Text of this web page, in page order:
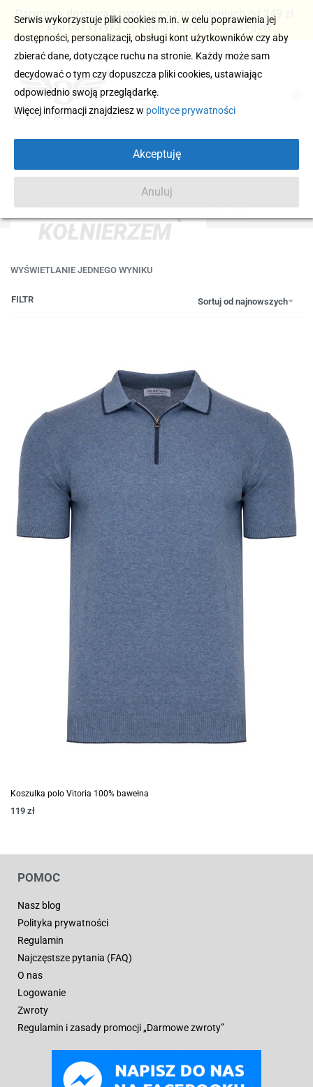
Darmowa dostawa i zwrot przy zamówieniach od 249 zł
– kup bez ryzyka → Kliknij i sprawdź szczegóły
KOSZULKA MĘSKA Z
KOŁNIERZEM
WYŚWIETLANIE JEDNEGO WYNIKU
Sortuj od najnowszych
FILTR
Koszulka polo Vitoria 100% bawełna
119 zł
POMOC
Nasz blog
Polityka prywatności
Regulamin
Najczęstsze pytania (FAQ)
O nas
Logowanie
Zwroty
Regulamin i zasady promocji „Darmowe zwroty”
Serwis wykorzystuje pliki cookies m.in. w celu poprawienia jej
dostępności, personalizacji, obsługi kont użytkowników czy aby
zbierać dane, dotyczące ruchu na stronie. Każdy może sam
decydować o tym czy dopuszcza pliki cookies, ustawiając
odpowiednio swoją przeglądarkę.
Więcej informacji znajdziesz w polityce prywatności
Akceptuję
Anuluj